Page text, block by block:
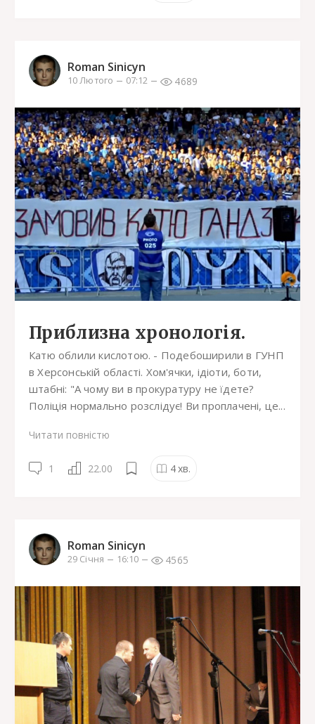
Roman Sinicyn
10 Лютого 07:12 4689
Приблизна хронологія.
Катю облили кислотою. - Подебоширили в ГУНП
в Херсонській області. Хом'ячки, ідіоти, боти,
штабні: "А чому ви в прокуратуру не їдете?
Поліція нормально розслідує! Ви проплачені, це...
Читати повністю
1 22.00 4хв.
Roman Sinicyn
29 Січня 16:10 4565